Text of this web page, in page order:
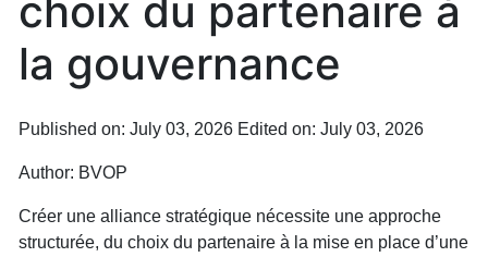
choix du partenaire à
la gouvernance
Published on: July 03, 2026 Edited on: July 03, 2026
Author: BVOP
Créer une alliance stratégique nécessite une approche
structurée, du choix du partenaire à la mise en place d’une